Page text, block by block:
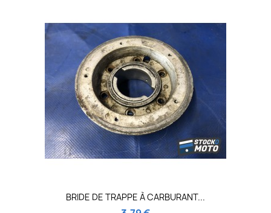
BRIDE DE TRAPPE À CARBURANT...